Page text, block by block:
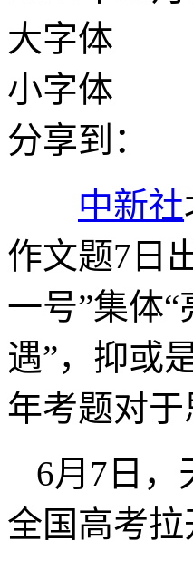
大字体
小字体
分享到：
中新社
作文题7日
一号”集体
遇”，抑或
年考题对
6月7日，
全国高考